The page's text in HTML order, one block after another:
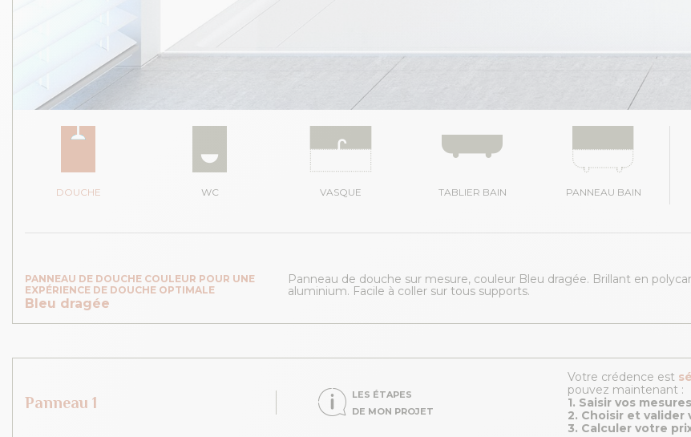
DOUCHE WC VASQUE TABLIER BAIN PANNEAU BAIN
PANNEAU DE DOUCHE COULEUR POUR UNE
EXPÉRIENCE DE DOUCHE OPTIMALE
Bleu dragée
Panneau de douche sur mesure, couleur Bleu dragée. Brillant en
aluminium. Facile à coller sur tous supports.
Panneau 1
LES ÉTAPES
DE MON PROJET
Votre crédence est
pouvez maintenant :
1. Saisir vos mesures
2. Choisir et
3. Calculer votre